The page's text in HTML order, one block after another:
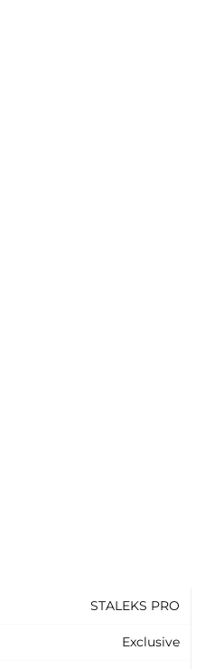
STALEKS PRO
Exclusive